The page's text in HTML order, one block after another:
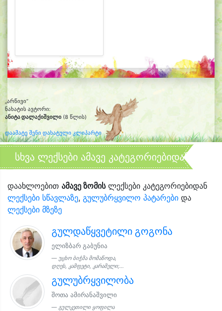
„არწივი“
ნახატის ავტორი:
ანიტა დალაქიშვილი (8 წლის)
დაამატე შენი დახატული კლიპარტი
სხვა ლექსები ამავე კატეგორიებიდან
დაახლოებით ამავე ზომისლექსები კატეგორიებიდან
ლექსები სწავლაზე, გულუბრყვილო პატარები და
ლექსები მზეზე
გულდაწყვეტილი გოგონა
ელიზბარ გაბუნია
უცხო ბიჭმა მომაწოდა,
დღეს, კამფეტი, კარამელი;...
გულუბრყვილობა
შოთა ამირანაშვილი
გულკეთილი ყოფილა